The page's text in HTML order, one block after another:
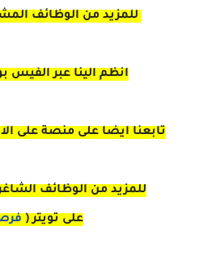
للمزيد من الوظائف
انظم الينا عبر الفيس
تابعنا ايضا على منصة على
للمزيد من الوظائف
على تويتر(